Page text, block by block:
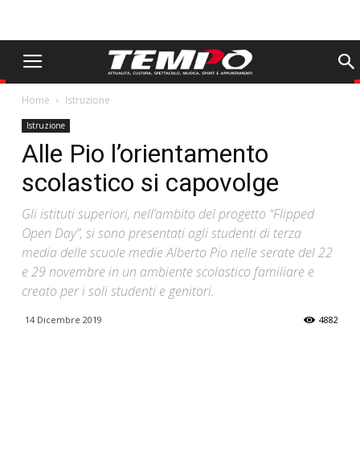
Home Istruzione
Istruzione
Alle Pio l’orientamento
scolastico si capovolge
Gli istituti superiori, nell’ambito del progetto “Flipped
Open Day”, si sono presentati agli studenti di terza
media delle scuole medie Alberto Pio nelle serate del 22
e 29 novembre in un ambiente scolastico familiare e
creato per i soli studenti e genitori.
14 Dicembre 2019 4882